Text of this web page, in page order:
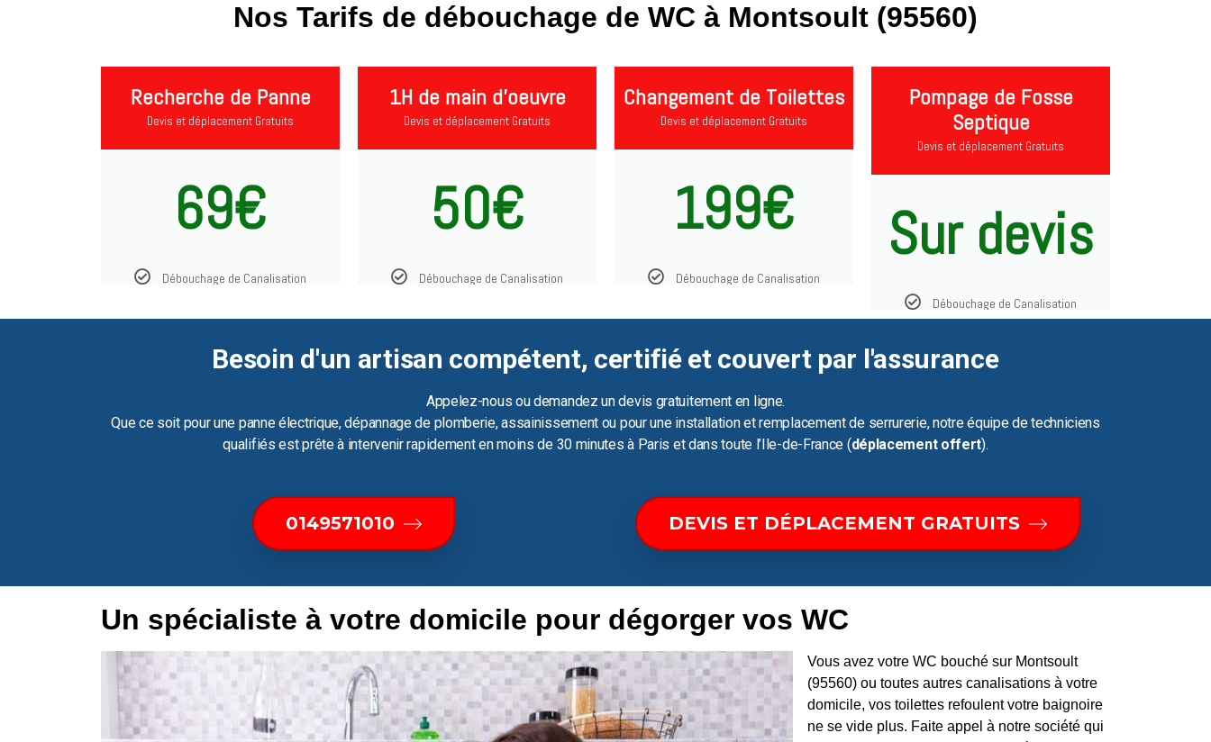
Nos Tarifs de débouchage de WC à Montsoult (95560)
Recherche de Panne
Devis et déplacement Gratuits
69€
Débouchage de Canalisation
1H de main d'oeuvre
Devis et déplacement Gratuits
50€
Débouchage de Canalisation
Changement de Toilettes
Devis et déplacement Gratuits
199€
Débouchage de Canalisation
Pompage de Fosse
Septique
Devis et déplacement Gratuits
Sur devis
Débouchage de Canalisation
Besoin d'un artisan compétent, certifié et couvert par l'assurance
Appelez-nous ou demandez un devis gratuitement en ligne.
Que ce soit pour une panne électrique, dépannage de plomberie, assainissement ou pour une installation et remplacement de serrurerie, notre équipe de techniciens
qualifiés est prête à intervenir rapidement en moins de 30 minutes à Paris et dans toute l’Ile-de-France (déplacement offert).
0149571010 DEVIS ET DÉPLACEMENT GRATUITS
Un spécialiste à votre domicile pour dégorger vos WC
Vous avez votre WC bouché sur Montsoult
(95560) ou toutes autres canalisations à votre
domicile, vos toilettes refoulent votre baignoire
ne se vide plus. Faite appel à notre société qui